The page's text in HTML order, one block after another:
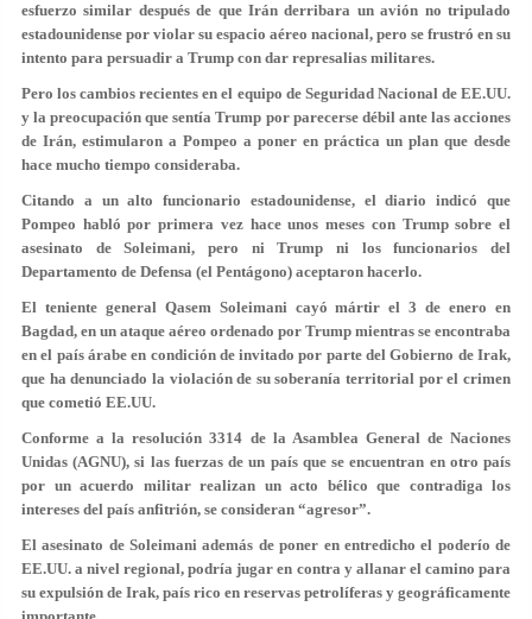
esfuerzo similar después de que Irán derribara un avión no tripulado
estadounidense por violar su espacio aéreo nacional, pero se frustró en su
intento para persuadir a Trump con dar represalias militares.
Pero los cambios recientes en el equipo de Seguridad Nacional de EE.UU.
y la preocupación que sentía Trump por parecerse débil ante las acciones
de Irán, estimularon a Pompeo a poner en práctica un plan que desde
hace mucho tiempo consideraba.
Citando a un alto funcionario estadounidense, el diario indicó que
Pompeo habló por primera vez hace unos meses con Trump sobre el
asesinato de Soleimani, pero ni Trump ni los funcionarios del
Departamento de Defensa (el Pentágono) aceptaron hacerlo.
El teniente general Qasem Soleimani cayó mártir el 3 de enero en
Bagdad, en un ataque aéreo ordenado por Trump mientras se encontraba
en el país árabe en condición de invitado por parte del Gobierno de Irak,
que ha denunciado la violación de su soberanía territorial por el crimen
que cometió EE.UU.
Conforme a la resolución 3314 de la Asamblea General de Naciones
Unidas (AGNU), si las fuerzas de un país que se encuentran en otro país
por un acuerdo militar realizan un acto bélico que contradiga los
intereses del país anfitrión, se consideran “agresor”.
El asesinato de Soleimani además de poner en entredicho el poderío de
EE.UU. a nivel regional, podría jugar en contra y allanar el camino para
su expulsión de Irak, país rico en reservas petrolíferas y geográficamente